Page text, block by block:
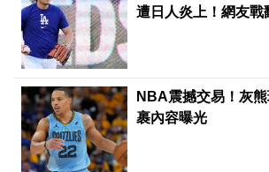
遭日人炎上！網友戰
NBA震撼交易！灰
裹內容曝光